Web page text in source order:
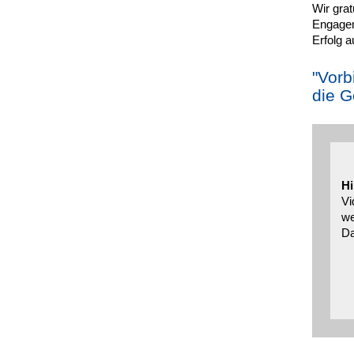
Wir
Erfolg
die